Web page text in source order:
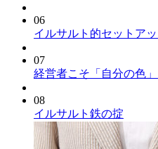
06
イルサルト的セットア
07
経営者こそ「自分の色
08
イルサルト鉄の掟